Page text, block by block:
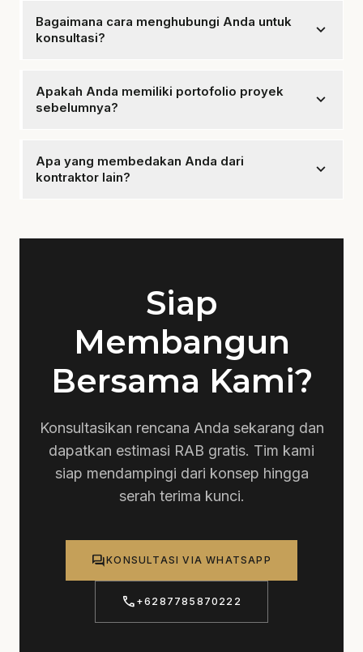
keamanan.
Bagaimana cara menghubungi Anda untuk
konsultasi?
expand_more
untuk konsultasi gratis.
Apakah Anda memiliki portofolio proyek
sebelumnya?
expand_more
Anda lihat.
Apa yang membedakan Anda dari
kontraktor lain?
expand_more
Siap
Membangun
Bersama Kami?
Konsultasikan rencana Anda sekarang dan
dapatkan estimasi RAB gratis. Tim kami
siap mendampingi dari konsep hingga
serah terima kunci.
forumKONSULTASI VIA WHATSAPP
call +6287785870222